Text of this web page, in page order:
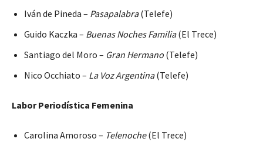
Iván de Pineda – Pasapalabra(Telefe)
Guido Kaczka – Buenas Noches Familia(El Trece)
Santiago del Moro – Gran Hermano (Telefe)
Nico Occhiato – La Voz Argentina(Telefe)
Labor Periodística Femenina
Carolina Amoroso – Telenoche(El Trece)